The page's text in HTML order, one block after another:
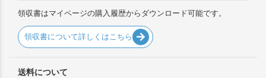
領収書はマイページの購入履歴からダウンロード可能です。
領収書について詳しくはこちら
送料について